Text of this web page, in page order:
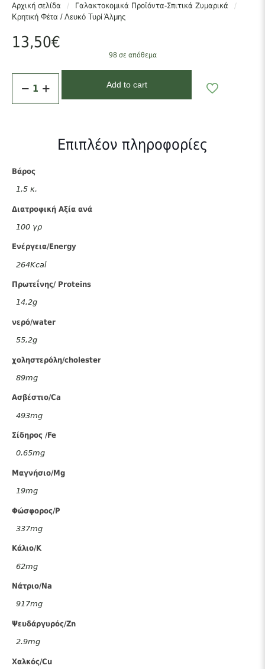
Μονοακόρεστα: 4,6g
Πολυακόρεστα: 0,6g
Υδατάνθρακες
Αρχική σελίδα / Γαλακτοκομικά Προϊόντα-Σπιτικά Ζυμαρικά
/
Κρητική Φέτα / Λευκό Τυρί Άλμης
13,50€
98 σε απόθεμα
Φέτα
Add to cart
Επιπλέον πληροφορίες
Βάρος
1,5 κ.
Διατροφική Αξία ανά
100 γρ
Ενέργεια/Energy
264Kcal
Πρωτεΐνης/ Proteins
14,2g
νερό/water
55,2g
χοληστερόλη/cholesterol
89mg
Ασβέστιο/Ca
493mg
Σίδηρος /Fe
0.65mg
Μαγνήσιο/Mg
19mg
Φώσφορος/P
337mg
Κάλιο/K
62mg
Νάτριο/Na
917mg
Ψευδάργυρός/Zn
2.9mg
Χαλκός/Cu